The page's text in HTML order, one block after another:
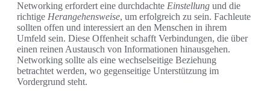
Networking erfordert eine durchdachte Einstellung und die
richtige Herangehensweise, um erfolgreich zu sein. Fachleute
sollten offen und interessiert an den Menschen in ihrem
Umfeld sein. Diese Offenheit schafft Verbindungen, die über
einen reinen Austausch von Informationen hinausgehen.
Networking sollte als eine wechselseitige Beziehung
betrachtet werden, wo gegenseitige Unterstützung im
Vordergrund steht.